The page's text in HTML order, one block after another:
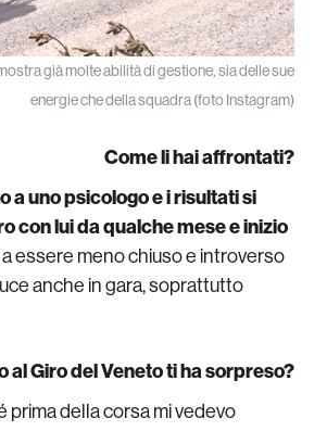
già molte abilità di gestione, sia delle sue
energie che della squadra (foto Instagram)
Come li hai affrontati?
a uno psicologo e i risultati si
con lui da qualche mese e inizio
a essere meno chiuso e introverso
anche in gara, soprattutto
al Giro del Veneto ti ha sorpreso?
prima della corsa mi vedevo